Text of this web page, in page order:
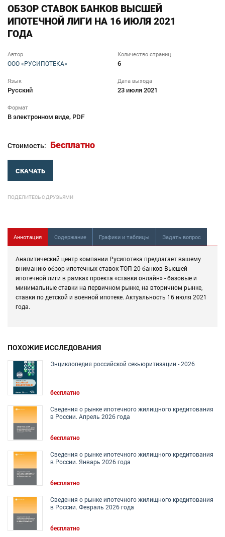
ОБЗОР СТАВОК БАНКОВ ВЫСШЕЙ
ИПОТЕЧНОЙ ЛИГИ НА 16 ИЮЛЯ 2021
ГОДА
Автор
ООО «РУСИПОТЕКА»
Количество страниц
6
Язык
Русский
Дата выхода
23 июля 2021
Формат
В электронном виде, PDF
Стоимость: Бесплатно
СКАЧАТЬ
ПОДЕЛИТЕСЬ С ДРУЗЬЯМИ
Аннотация Содержание Графики и таблицы Задать вопрос
Аналитический центр компании Русипотека предлагает вашему
вниманию обзор ипотечных ставок ТОП-20 банков Высшей
ипотечной лиги в рамках проекта «ставки онлайн» - базовые и
минимальные ставки на первичном рынке, на вторичном рынке,
ставки по детской и военной ипотеке. Актуальность 16 июля 2021
года.
ПОХОЖИЕ ИССЛЕДОВАНИЯ
Энциклопедия российской секьюритизации - 2026
бесплатно
Сведения о рынке ипотечного жилищного кредитования
в России. Апрель 2026 года
бесплатно
Сведения о рынке ипотечного жилищного кредитования
в России. Январь 2026 года
бесплатно
Сведения о рынке ипотечного жилищного кредитования
в России. Февраль 2026 года
бесплатно